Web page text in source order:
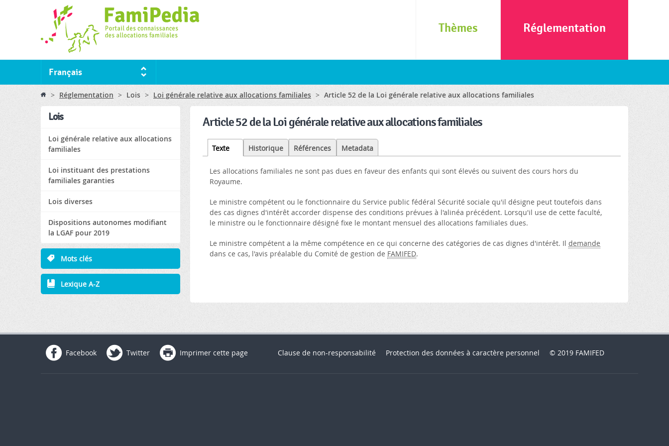
Thèmes Réglementation
Français
You are here
> Réglementation > Lois > Loi générale relative aux allocations familiales > Article 52 de la Loi générale relative aux allocations familiales
Lois
Loi générale relative aux allocations
familiales
Loi instituant des prestations
familiales garanties
Lois diverses
Dispositions autonomes modifiant
la LGAF pour 2019
Mots clés
Lexique A-Z
Article 52 de la Loi générale relative aux allocations familiales
Tabs
Texte (activeHistorique Références Metadata
Les allocations familiales ne sont pas dues en faveur des enfants qui sont élevés ou suivent des cours hors du
Royaume.
Le ministre compétent ou le fonctionnaire du Service public fédéral Sécurité sociale qu'il désigne peut toutefois dans
des cas dignes d'intérêt accorder dispense des conditions prévues à l'alinéa précédent. Lorsqu'il use de cette faculté,
le ministre ou le fonctionnaire désigné fixe le montant mensuel des allocations familiales dues.
Le ministre compétent a la même compétence en ce qui concerne des catégories de cas dignes d'intérêt. Il demande
dans ce cas, l'avis préalable du Comité de gestion de FAMIFED.
Facebook Twitter Imprimer cette page Clause de non-responsabilité Protection des données à caractère personnel © 2019 FAMIFED